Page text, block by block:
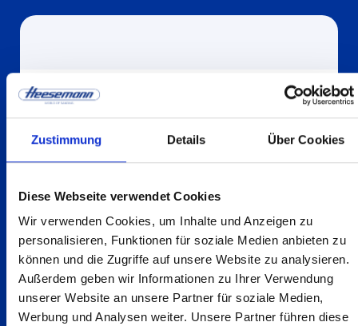
Zustimmung Details Über Cookies
Diese Webseite verwendet Cookies
Wir verwenden Cookies, um Inhalte und Anzeigen zu
personalisieren, Funktionen für soziale Medien anbieten zu
können und die Zugriffe auf unsere Website zu analysieren.
Außerdem geben wir Informationen zu Ihrer Verwendung
unserer Website an unsere Partner für soziale Medien,
Werbung und Analysen weiter. Unsere Partner führen diese
Holz HSM .2/.3/.4
Find out more